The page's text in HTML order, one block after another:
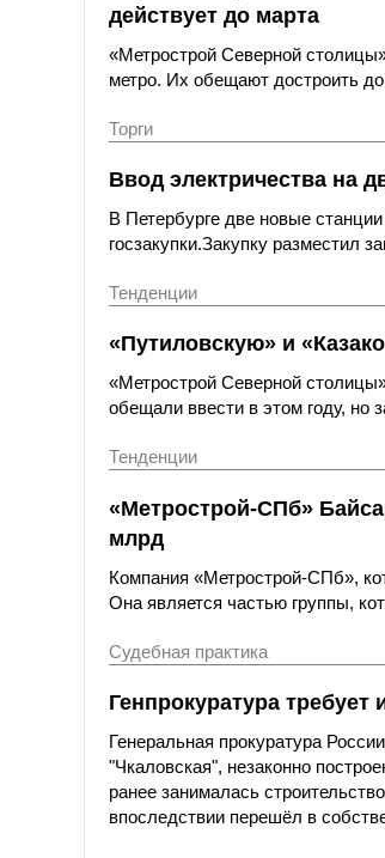
действует до марта
«Метрострой Северной
метро. Их обещают достроить до
Торги
Ввод электричества на
В Петербурге две новые
госзакупки.Закупку разместил
Тенденции
«Путиловскую» и
«Метрострой Северной
обещали ввести в этом году, но
Тенденции
«Метрострой-СПб»
млрд
Компания «Метрострой-СПб»,
Она является частью группы,
Судебная практика
Генпрокуратура
Генеральная прокуратура
"Чкаловская", незаконно
ранее занималась
впоследствии перешёл в